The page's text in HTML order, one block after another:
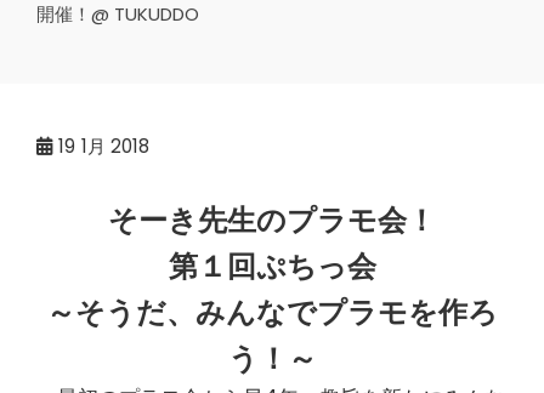
開催！@ TUKUDDO
19 1月 2018
そーき先生のプラモ会！
第１回ぷちっ会
～そうだ、みんなでプラモを作ろ
う！～